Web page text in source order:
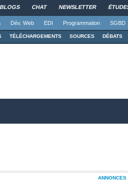
BLOGS CHAT NEWSLETTER
Dév. Web EDI Programmation SGBD
TÉLÉCHARGEMENTS SOURCES DÉBATS
ANNONCES